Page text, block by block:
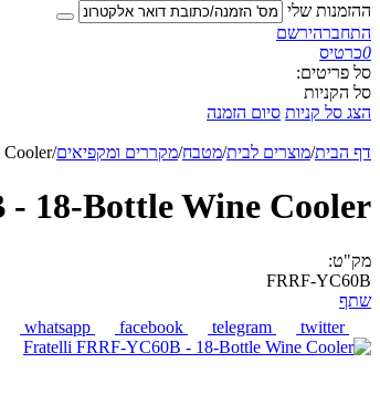
ההזמנות שלי
התחברהירשם
0כרטיס
סל פריטים:
סל הקניות
הצג סל קניות סיום הזמנה
דף הבית/מוצרים לבית/מטבח/מקררים ומקפיאים/
18-Bottle Wine Cooler
מק"ט:
FRRF-YC60B
שתף
whatsapp facebook telegram twitter